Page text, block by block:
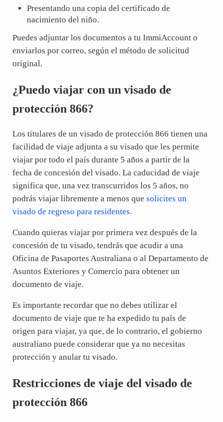
Presentando una copia del certificado de
nacimiento del niño.
Puedes adjuntar los documentos a tu ImmiAccount o
enviarlos por correo, según el método de solicitud
original.
¿Puedo viajar con un visado de
protección 866?
Los titulares de un visado de protección 866 tienen una
facilidad de viaje adjunta a su visado que les permite
viajar por todo el país durante 5 años a partir de la
fecha de concesión del visado. La caducidad de viaje
significa que, una vez transcurridos los 5 años, no
podrás viajar libremente a menos que solicites un
visado de regreso para residentes.
Cuando quieras viajar por primera vez después de la
concesión de tu visado, tendrás que acudir a una
Oficina de Pasaportes Australiana o al Departamento de
Asuntos Exteriores y Comercio para obtener un
documento de viaje.
Es importante recordar que no debes utilizar el
documento de viaje que te ha expedido tu país de
origen para viajar, ya que, de lo contrario, el gobierno
australiano puede considerar que ya no necesitas
protección y anular tu visado.
Restricciones de viaje del visado de
protección 866